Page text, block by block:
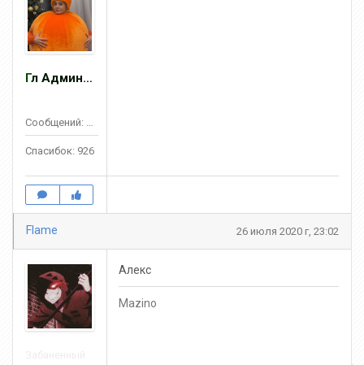
Гл Админ ZOMBIE
Сообщений: 2467
Спасибок: 926
Flame 26 июля 2020 г, 23:02
Алекс
Mazino